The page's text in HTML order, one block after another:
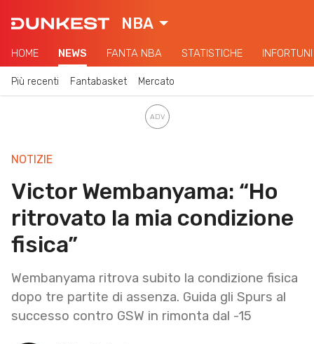
NBA
HOME NEWS FANTA NBA STATISTICHE INFORTUNI
Più recenti Fantabasket Mercato
NOTIZIE
Victor Wembanyama: “Ho
ritrovato la mia condizione
fisica”
Wembanyama ritrova subito la condizione fisica
dopo tre partite di assenza. Guida gli Spurs al
successo contro GSW in rimonta dal -15